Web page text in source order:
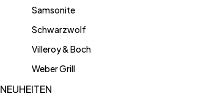
Samsonite
Schwarzwolf
Villeroy & Boch
Weber Grill
NEUHEITEN